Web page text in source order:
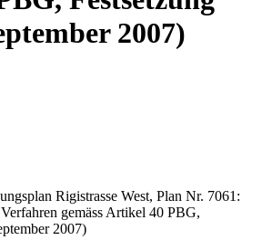
2007)
Rigistrasse West, Plan Nr. 7061:
gemäss Artikel 40 PBG,
2007)